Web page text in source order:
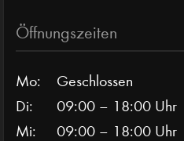
Öffnungszeiten
Mo:
Geschlossen
Di:
09:00 – 18:00 Uhr
Mi:
09:00 – 18:00 Uhr